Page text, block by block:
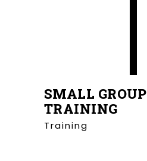
SMALL GROUP
TRAINING
Training